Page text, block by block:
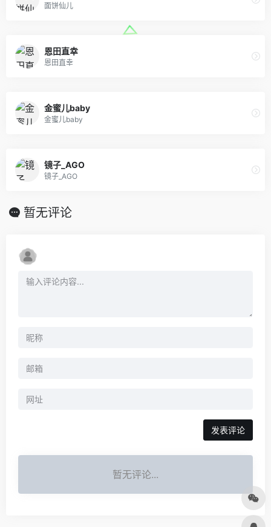
面饼仙儿
恩田直幸
恩田直幸
金蜜儿baby
金蜜儿baby
镜子_AGO
镜子_AGO
暂无评论
发表评论
暂无评论...